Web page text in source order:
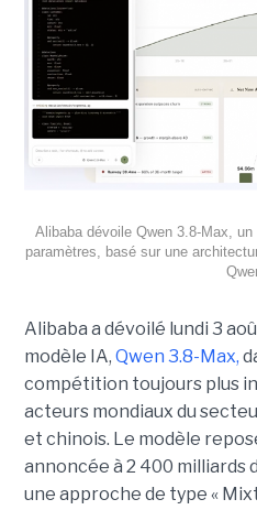
Alibaba dévoile Qwen 3.8-Max,
paramètres, basé sur une
Alibaba a dévoilé lundi 3
modèle IA, Qwen 3.8-Max,
compétition toujours plus
acteurs mondiaux du
et chinois. Le modèle
annoncée à 2 400 milliards
une approche de type «